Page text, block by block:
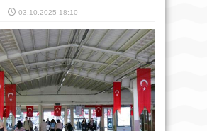
03.10.2025 18:10